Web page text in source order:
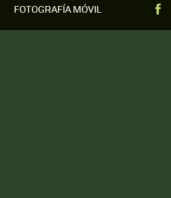
FOTOGRAFÍA MÓVIL